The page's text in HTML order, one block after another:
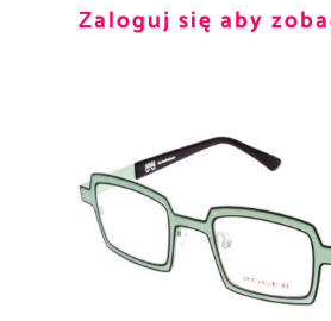
Zaloguj się aby